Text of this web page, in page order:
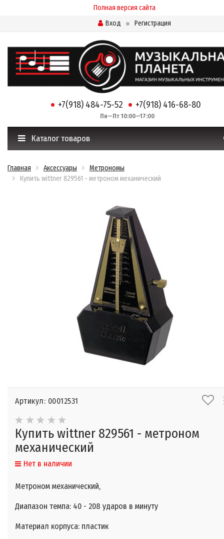
Полная версия сайта
Вход
Регистрация
+7(918) 484-75-52 +7(918) 416-68-80
Пн—Пт 10:00—17:00
Каталог товаров
Главная Аксессуары
Метрономы
Купить wittner 829561 - метроном механический
Артикул: 00012531
Купить wittner 829561 - метроном
механический
Нет в наличии
Метроном механический,
Диапазон темпа: 40 - 208 ударов в минуту
Материал корпуса: пластик